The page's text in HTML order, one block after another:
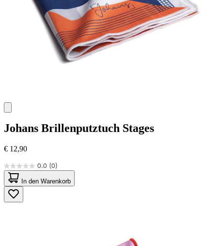
Johans Brillenputztuch Stages
€ 12,90
0.0 (0)
0.0
von
5
Sternen.
In den Warenkorb